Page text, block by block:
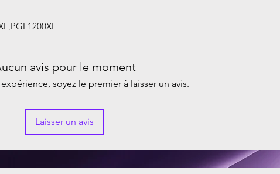
1200XL
avis pour le moment
soyez le premier à laisser un avis.
Laisser un avis